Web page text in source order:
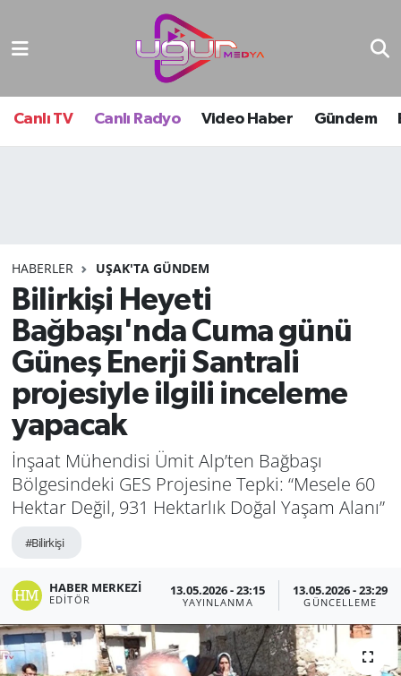
Canlı TV Canlı Radyo Video Haber Gündem
HABERLER UŞAK'TA GÜNDEM
Bilirkişi Heyeti
Bağbaşı'nda Cuma günü
Güneş Enerji Santrali
projesiyle ilgili inceleme
yapacak
İnşaat Mühendisi Ümit Alp’ten Bağbaşı
Bölgesindeki GES Projesine Tepki: “Mesele 60
Hektar Değil, 931 Hektarlık Doğal Yaşam Alanı”
#Bilirkişi
HABER MERKEZI
EDITÖR
13.05.2026 - 23:15
YAYINLANMA
13.05.2026 - 23:29
GÜNCELLEME
Nöbetçi Eczaneler
Hava Durumu
Tüm Manşetler
Son Dakika Haberleri
Haber Arşivi